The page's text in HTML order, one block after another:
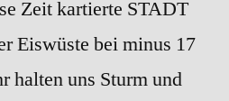
Zeit kartierte STADT
Eiswüste bei minus 17
halten uns Sturm und